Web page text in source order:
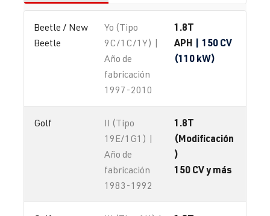
Beetle / New
Beetle
Yo (Tipo
9C/1C/1Y) |
Año de
fabricación
1997-2010
1.8T
APH | 150 CV
(110 kW)
Golf
II (Tipo
19E/1G1) |
Año de
fabricación
1983-1992
1.8T
(Modificación
)
150 CV y más